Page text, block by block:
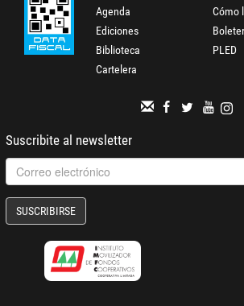
Agenda
Ediciones
Biblioteca
Cartelera
Cómo
PLED
Suscribite al newsletter
SUSCRIBIRSE